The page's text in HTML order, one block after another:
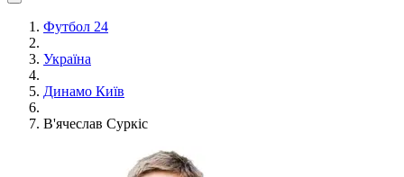
Футбол 24
Україна
Динамо Київ
В'ячеслав Суркіс